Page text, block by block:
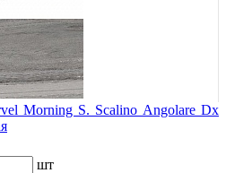
Morning S. Scalino Angolare Dx
шт